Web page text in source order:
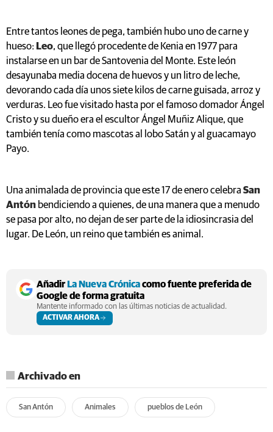
Entre tantos leones de pega, también hubo uno de carne y
hueso: Leo, que llegó procedente de Kenia en 1977 para
instalarse en un bar de Santovenia del Monte. Este león
desayunaba media docena de huevos y un litro de leche,
devorando cada día unos siete kilos de carne guisada, arroz y
verduras. Leo fue visitado hasta por el famoso domador Ángel
Cristo y su dueño era el escultor Ángel Muñiz Alique, que
también tenía como mascotas al lobo Satán y al guacamayo
Payo.
Una animalada de provincia que este 17 de enero celebra San
Antón bendiciendo a quienes, de una manera que a menudo
se pasa por alto, no dejan de ser parte de la idiosincrasia del
lugar. De León, un reino que también es animal.
Añadir La Nueva Crónicacomo fuente preferida de
Google de forma gratuita
Mantente informado con las últimas noticias de actualidad.
ACTIVAR AHORA
Archivado en
San Antón Animales pueblos de León